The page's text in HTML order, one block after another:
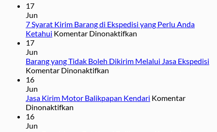
17
Jun
7 Syarat Kirim Barang di Ekspedisi yang Perlu Anda
Ketahui Komentar Dinonaktifkan
Kirim
yang
17
Jun
Barang yang Tidak Boleh Dikirim Melalui Jasa Ekspedisi
Komentar Dinonaktifkan
Tidak
16
Jun
Jasa Kirim Motor Balikpapan Kendari Komentar
Dinonaktifkan
16
Jun